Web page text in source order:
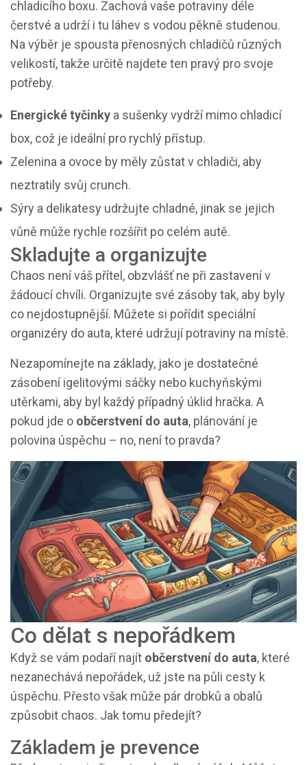
chladicího boxu. Zachová vaše potraviny déle
čerstvé a udrží i tu láhev s vodou pěkně studenou.
Na výběr je spousta přenosných chladičů různých
velikostí, takže určitě najdete ten pravý pro svoje
potřeby.
Energické tyčinky a sušenky vydrží mimo chladicí
box, což je ideální pro rychlý přístup.
Zelenina a ovoce by měly zůstat v chladiči, aby
neztratily svůj crunch.
Sýry a delikatesy udržujte chladné, jinak se jejich
vůně může rychle rozšířit po celém autě.
Skladujte a organizujte
Chaos není váš přítel, obzvlášť ne při zastavení v
žádoucí chvíli. Organizujte své zásoby tak, aby byly
co nejdostupnější. Můžete si pořídit speciální
organizéry do auta, které udržují potraviny na místě.
Nezapomínejte na základy, jako je dostatečné
zásobení igelitovými sáčky nebo kuchyňskými
utěrkami, aby byl každý případný úklid hračka. A
pokud jde o občerstvení do auta, plánování je
polovina úspěchu – no, není to pravda?
Co dělat s nepořádkem
Když se vám podaří najít občerstvení do auta, které
nezanechává nepořádek, už jste na půli cesty k
úspěchu. Přesto však může pár drobků a obalů
způsobit chaos. Jak tomu předejít?
Základem je prevence